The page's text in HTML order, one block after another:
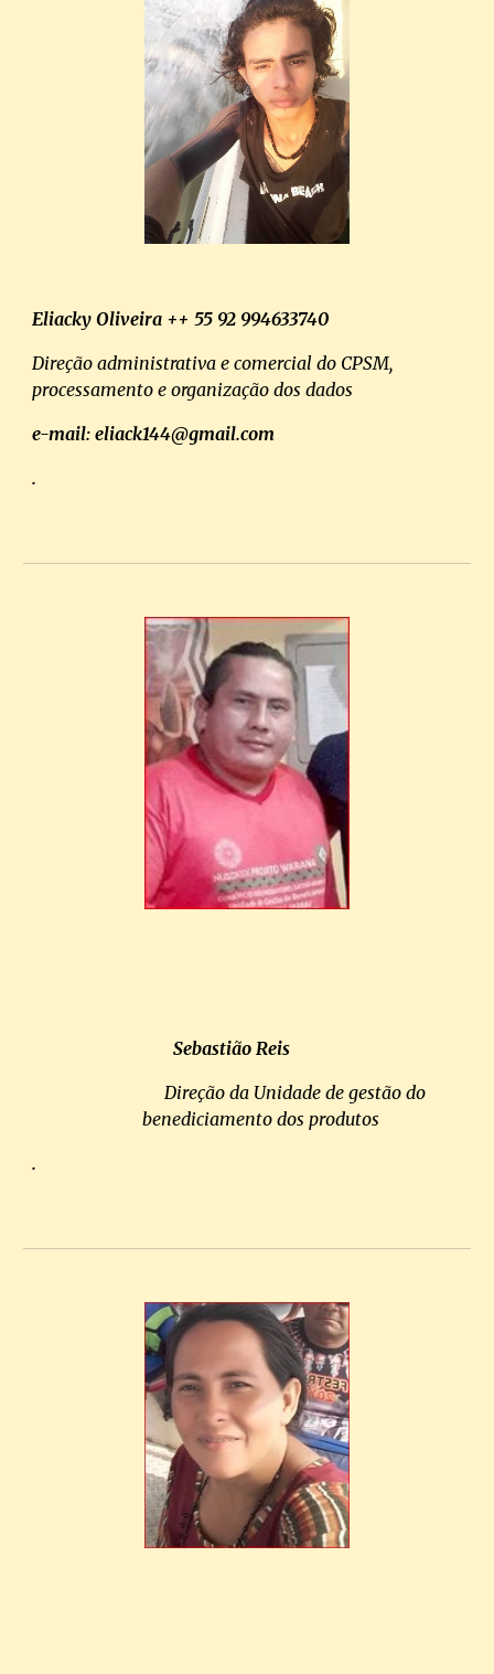
Eliacky Oliveira ++ 55 92 994633740
Direção administrativa e comercial do CPSM,
processamento e organização dos dados
e-mail: eliack144@gmail.com
.
Sebastião Reis
Direção da Unidade de gestão do
benediciamento dos produtos
.